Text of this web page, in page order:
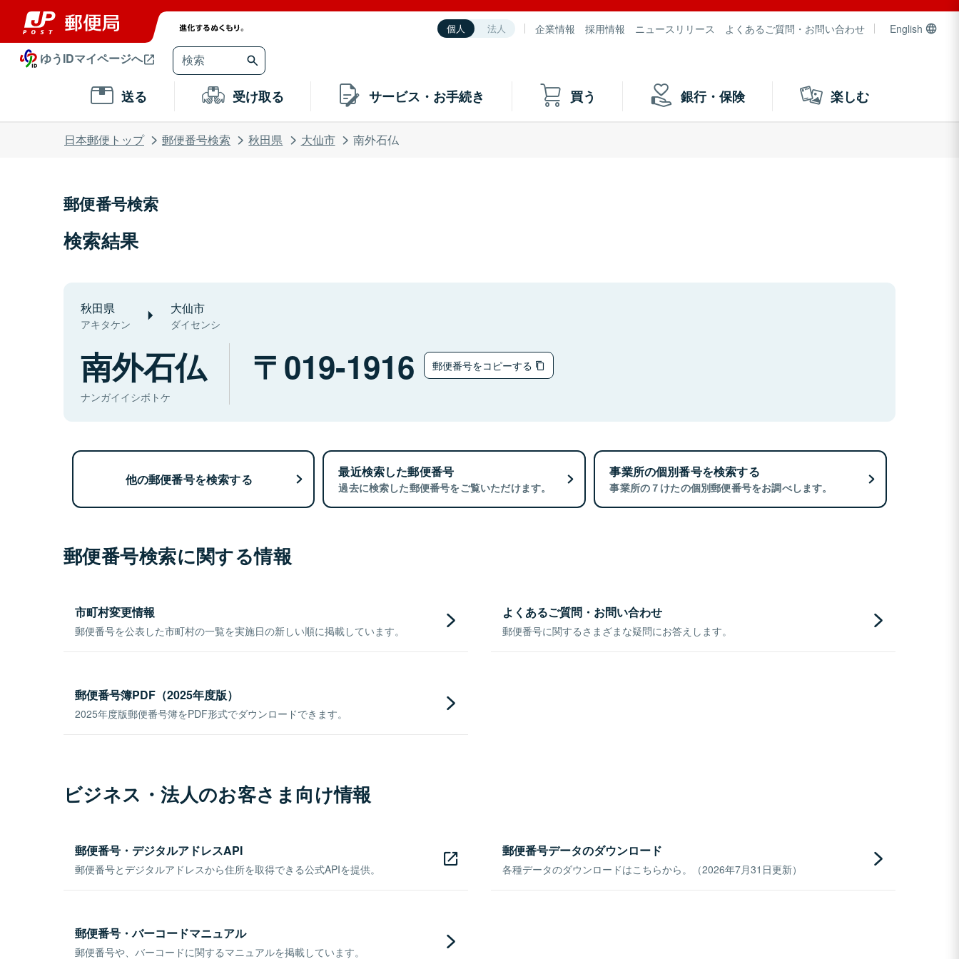
個人 法人 企業情報 採用情報 ニュースリリース よくあるご質問・お問い合わせ English
ゆうIDマイページへ
送る 受け取る サービス・お手続き 買う 銀行・保険 楽しむ
日本郵便トップ 郵便番号検索 秋田県 大仙市 南外石仏
郵便番号検索
検索結果
秋田県
アキタケン
大仙市
ダイセンシ
南外石仏
ナンガイイシボトケ
019-1916 郵便番号をコピーする
他の郵便番号を検索する 最近検索した郵便番号
過去に検索した郵便番号をご覧いただけます。
事業所の個別番号を検索する
事業所の７けたの個別郵便番号をお調べします。
郵便番号検索に関する情報
市町村変更情報
郵便番号を公表した市町村の一覧を実施日の新しい順に掲載しています。
よくあるご質問・お問い合わせ
郵便番号に関するさまざまな疑問にお答えします。
郵便番号簿PDF（2025年度版）
2025年度版郵便番号簿をPDF形式でダウンロードできます。
ビジネス・法人のお客さま向け情報
郵便番号・デジタルアドレスAPI
郵便番号とデジタルアドレスから住所を取得できる公式APIを提供。
郵便番号データのダウンロード
各種データのダウンロードはこちらから。（2026年7月31日更新）
郵便番号・バーコードマニュアル
郵便番号や、バーコードに関するマニュアルを掲載しています。